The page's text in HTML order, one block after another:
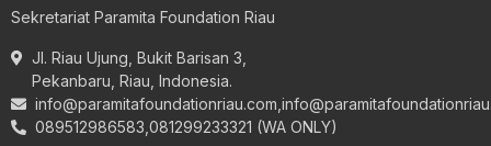
Sekretariat Paramita Foundation Riau
Jl. Riau Ujung, Bukit Barisan 3,
Pekanbaru, Riau, Indonesia.
info@paramitafoundationriau.com
089512986583,081299233321 (WA ONLY)